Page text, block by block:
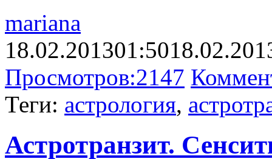
mariana
18.02.201301:50
Просмотров:2147
Теги: астрология,
Астротранзит.